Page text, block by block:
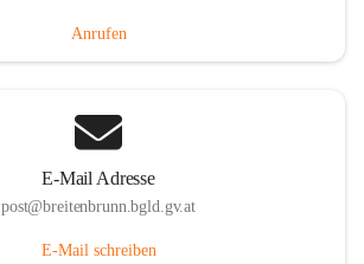
Anrufen
E-Mail Adresse
post@breitenbrunn.bgld.gv.at
E-Mail schreiben